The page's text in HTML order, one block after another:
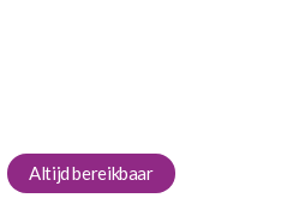
Altijd bereikbaar